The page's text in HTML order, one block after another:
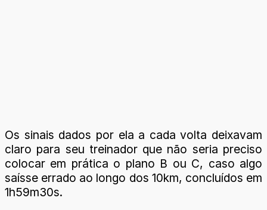
Os sinais dados por ela a cada volta deixavam
claro para seu treinador que não seria preciso
colocar em prática o plano B ou C, caso algo
saísse errado ao longo dos 10km, concluídos em
1h59m30s.